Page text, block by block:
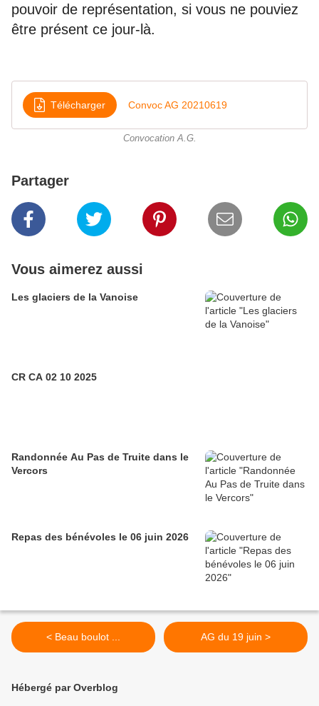
pouvoir de représentation, si vous ne pouviez
être présent ce jour-là.
Télécharger Convoc AG 20210619
Convocation A.G.
Partager
Vous aimerez aussi
Les glaciers de la Vanoise
CR CA 02 10 2025
Randonnée Au Pas de Truite dans le
Vercors
Repas des bénévoles le 06 juin 2026
< Beau boulot ... AG du 19 juin >
Hébergé par Overblog